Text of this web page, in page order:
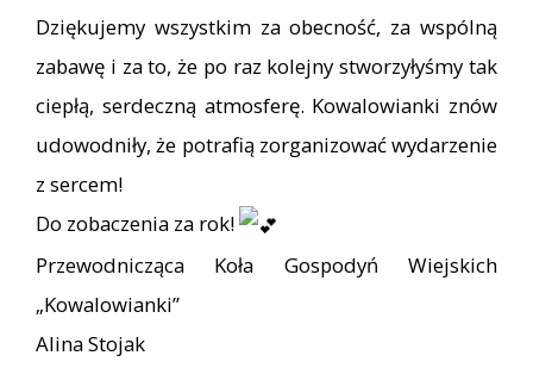
Dziękujemy wszystkim za obecność, za wspólną
zabawę i za to, że po raz kolejny stworzyłyśmy tak
ciepłą, serdeczną atmosferę. Kowalowianki znów
udowodniły, że potrafią zorganizować wydarzenie
z sercem!
Do zobaczenia za rok!
Przewodnicząca Koła Gospodyń Wiejskich
„Kowalowianki”
Alina Stojak